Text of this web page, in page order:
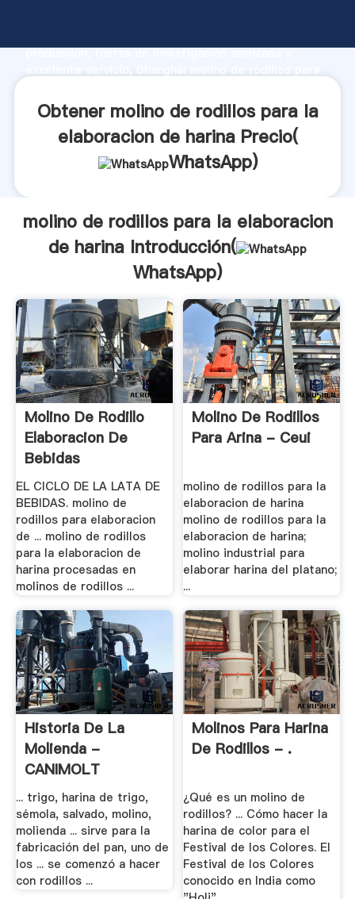
producción, fuerza de investigación avanzada y
aporta valores a todos los clientes.
Obtener molino de rodillos para la
elaboracion de harina Precio(
WhatsApp)
molino de rodillos para la elaboracion
de harina Introducción(
WhatsApp)
Molino De Rodillo
Elaboracion De
Bebidas
EL CICLO DE LA LATA DE
BEBIDAS. molino de
rodillos para elaboracion
de ... molino de rodillos
para la elaboracion de
harina procesadas en
molinos de rodillos ...
Molino De Rodillos
Para Arina - Ceui
molino de rodillos para la
elaboracion de harina
molino de rodillos para la
elaboracion de harina;
molino industrial para
elaborar harina del platano;
...
Historia De La
Molienda -
CANIMOLT
... trigo, harina de trigo,
sémola, salvado, molino,
molienda ... sirve para la
fabricación del pan, uno de
los ... se comenzó a hacer
con rodillos ...
Molinos Para Harina
De Rodillos - .
¿Qué es un molino de
rodillos? ... Cómo hacer la
harina de color para el
Festival de los Colores. El
Festival de los Colores
conocido en India como